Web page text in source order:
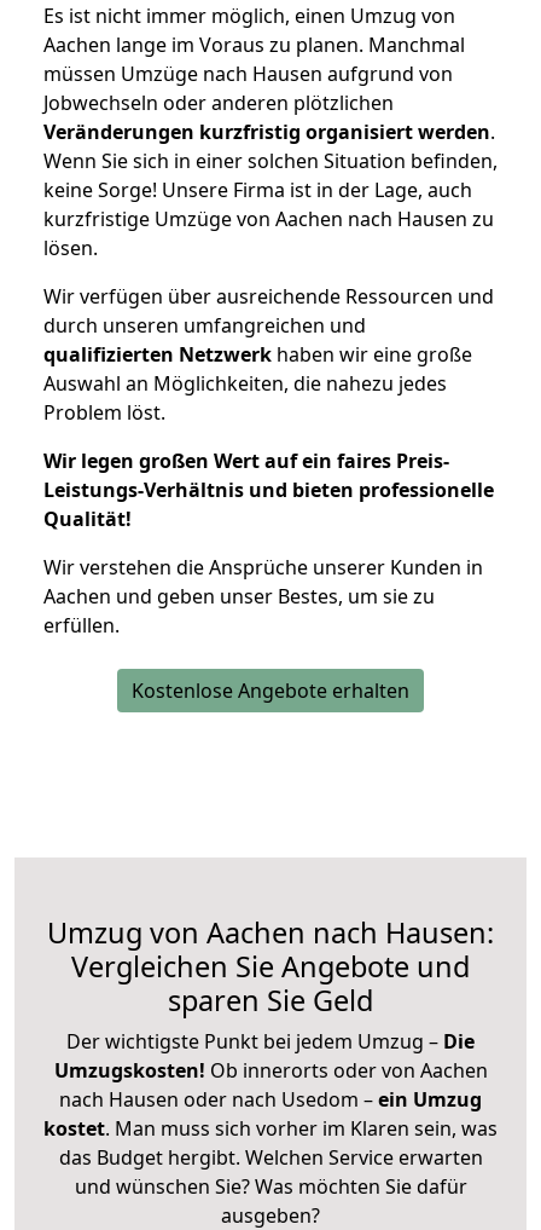
Es ist nicht immer möglich, einen Umzug von
Aachen lange im Voraus zu planen. Manchmal
müssen Umzüge nach Hausen aufgrund von
Jobwechseln oder anderen plötzlichen
Veränderungen kurzfristig organisiert werden.
Wenn Sie sich in einer solchen Situation befinden,
keine Sorge! Unsere Firma ist in der Lage, auch
kurzfristige Umzüge von Aachen nach Hausen zu
lösen.
Wir verfügen über ausreichende Ressourcen und
durch unseren umfangreichen und
qualifizierten Netzwerk haben wir eine große
Auswahl an Möglichkeiten, die nahezu jedes
Problem löst.
Wir legen großen Wert auf ein faires Preis-
Leistungs-Verhältnis und bieten professionelle
Qualität!
Wir verstehen die Ansprüche unserer Kunden in
Aachen und geben unser Bestes, um sie zu
erfüllen.
Kostenlose Angebote erhalten
Umzug von Aachen nach Hausen:
Vergleichen Sie Angebote und
sparen Sie Geld
Der wichtigste Punkt bei jedem Umzug – Die
Umzugskosten! Ob innerorts oder von Aachen
nach Hausen oder nach Usedom –ein Umzug
kostet. Man muss sich vorher im Klaren sein, was
das Budget hergibt. Welchen Service erwarten
und wünschen Sie? Was möchten Sie dafür
ausgeben?